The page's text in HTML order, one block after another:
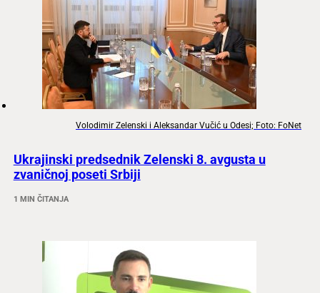
Volodimir Zelenski i Aleksandar Vučić u Odesi; Foto: FoNet
Ukrajinski predsednik Zelenski 8. avgusta u
zvaničnoj poseti Srbiji
1 MIN ČITANJA